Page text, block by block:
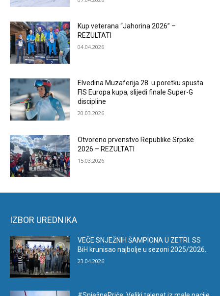
Kup veterana “Jahorina 2026” –
REZULTATI
04.04.2026
Elvedina Muzaferija 28. u poretku spusta
FIS Europa kupa, slijedi finale Super-G
discipline
20.03.2026
Otvoreno prvenstvo Republike Srpske
2026 – REZULTATI
15.03.2026
IZBOR UREDNIKA
VEČE SNJEŽNIH ŠAMPIONA U ZETRI: SS
BiH krunisao najbolje u sezoni 2025/2026.
23.04.2026